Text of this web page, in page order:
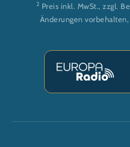
2 Preis inkl. MwSt., zzgl.
Änderungen